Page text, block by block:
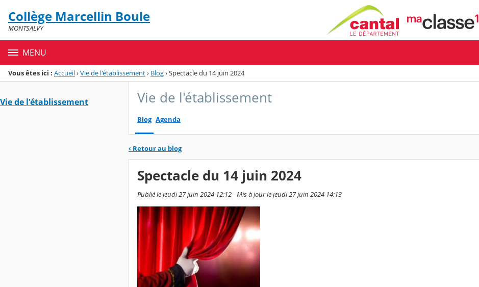
Menu de la rubrique
Contenu
Collège Marcellin Boule
MONTSALVY
MENU
Vous êtes ici : Accueil›Vie de l'établissement› Blog›Spectacle du 14 juin 2024
Vie de l'établissement Vie de l'établissement
Blog Agenda
‹ Retour au blog
Spectacle du 14 juin 2024
Publié le jeudi 27 juin 2024 12:12 - Mis à jour le jeudi 27 juin 2024 14:13